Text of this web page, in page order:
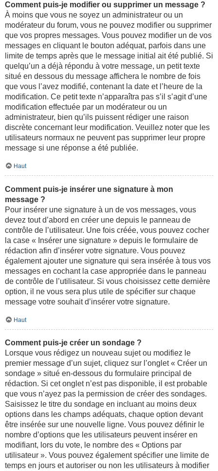
Comment puis-je modifier ou supprimer un message ?
À moins que vous ne soyez un administrateur ou un
modérateur du forum, vous ne pouvez modifier ou supprimer
que vos propres messages. Vous pouvez modifier un de vos
messages en cliquant le bouton adéquat, parfois dans une
limite de temps après que le message initial ait été publié. Si
quelqu’un a déjà répondu à votre message, un petit texte
situé en dessous du message affichera le nombre de fois
que vous l’avez modifié, contenant la date et l’heure de la
modification. Ce petit texte n’apparaîtra pas s’il s’agit d’une
modification effectuée par un modérateur ou un
administrateur, bien qu’ils puissent rédiger une raison
discrète concernant leur modification. Veuillez noter que les
utilisateurs normaux ne peuvent pas supprimer leur propre
message si une réponse a été publiée.
Haut
Comment puis-je insérer une signature à mon
message ?
Pour insérer une signature à un de vos messages, vous
devez tout d’abord en créer une depuis le panneau de
contrôle de l’utilisateur. Une fois créée, vous pouvez cocher
la case « Insérer une signature » depuis le formulaire de
rédaction afin d’insérer votre signature. Vous pouvez
également ajouter une signature qui sera insérée à tous vos
messages en cochant la case appropriée dans le panneau
de contrôle de l’utilisateur. Si vous choisissez cette dernière
option, il ne vous sera plus utile de spécifier sur chaque
message votre souhait d’insérer votre signature.
Haut
Comment puis-je créer un sondage ?
Lorsque vous rédigez un nouveau sujet ou modifiez le
premier message d’un sujet, cliquez sur l’onglet « Créer un
sondage » situé en-dessous du formulaire principal de
rédaction. Si cet onglet n’est pas disponible, il est probable
que vous n’ayez pas la permission de créer des sondages.
Saisissez le titre du sondage en incluant au moins deux
options dans les champs adéquats, chaque option devant
être insérée sur une nouvelle ligne. Vous pouvez définir le
nombre d’options que les utilisateurs peuvent insérer en
modifiant, lors du vote, le nombre des « Options par
utilisateur ». Vous pouvez également spécifier une limite de
temps en jours et autoriser ou non les utilisateurs à modifier